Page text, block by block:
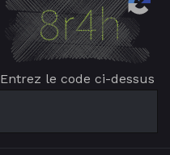
Entrez le code ci-dessus